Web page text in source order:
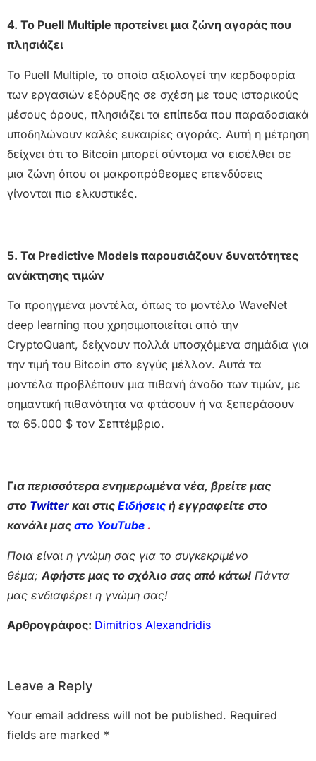
4. Το Puell Multiple προτείνει μια ζώνη αγοράς που
πλησιάζει
Το Puell Multiple, το οποίο αξιολογεί την κερδοφορία
των εργασιών εξόρυξης σε σχέση με τους ιστορικούς
μέσους όρους, πλησιάζει τα επίπεδα που παραδοσιακά
υποδηλώνουν καλές ευκαιρίες αγοράς. Αυτή η μέτρηση
δείχνει ότι το Bitcoin μπορεί σύντομα να εισέλθει σε
μια ζώνη όπου οι μακροπρόθεσμες επενδύσεις
γίνονται πιο ελκυστικές.
5. Τα Predictive Models παρουσιάζουν δυνατότητες
ανάκτησης τιμών
Τα προηγμένα μοντέλα, όπως το μοντέλο WaveNet
deep learning που χρησιμοποιείται από την
CryptoQuant, δείχνουν πολλά υποσχόμενα σημάδια για
την τιμή του Bitcoin στο εγγύς μέλλον. Αυτά τα
μοντέλα προβλέπουν μια πιθανή άνοδο των τιμών, με
σημαντική πιθανότητα να φτάσουν ή να ξεπεράσουν
τα 65.000 $ τον Σεπτέμβριο.
Για περισσότερα ενημερωμένα νέα, βρείτε μας
στο Twitter και στις Ειδήσεις ή εγγραφείτε στο
κανάλι μας στο YouTube .
Ποια είναι η γνώμη σας για το συγκεκριμένο
θέμα; Αφήστε μας το σχόλιο σας από κάτω! Πάντα
μας ενδιαφέρει η γνώμη σας!
Αρθρογράφος: Dimitrios Alexandridis
Leave a Reply
Your email address will not be published. Required
fields are marked *